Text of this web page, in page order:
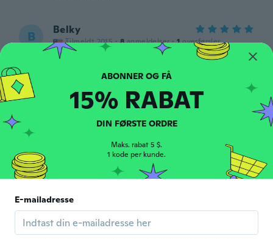
B Belky
Tilmeldt 2015 · 8 anmeldelser · 1 overførsler
for ca. 5 år siden
M Michelly
Tilmeldt 2019 · anmeldelser · 5 overførsler
Muito lindo
for ca. 5 år siden
S · anmeldelser
day taking off
15% RABAT
DIN FØRSTE ORDRE
Maks. rabat 5 $.
1 kode per kunde.
E-mailadresse